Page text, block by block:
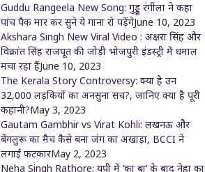
Guddu Rangeela New Song: गुड्डू रंगीला ने कहा
पांच पैक मार कर सुने ये गाना रो पड़ेंगेJune 10, 2023
Akshara Singh New Viral Video : अक्षरा सिंह और
विक्रांत सिंह राजपूत की जोड़ी भोजपुरी इंडस्ट्री में धमाल
मचा रहा हैंJune 10, 2023
The Kerala Story Controversy: क्या है उन
32,000 लड़कियों का अनसुना सच?, जानिए क्या है पूरी
कहानी?May 3, 2023
Gautam Gambhir vs Virat Kohli: लखनऊ और
बेंगलुरू का मैच कैसे बना जंग का अखाड़ा, BCCI ने
लगाई फटकारMay 2, 2023
Neha Singh Rathore: यूपी में ‘का बा’ के बाद नेहा का